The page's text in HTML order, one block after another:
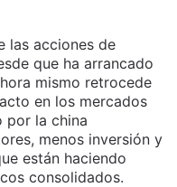
las acciones de
que ha arrancado
mismo retrocede
en los mercados
por la china
menos inversión y
están haciendo
consolidados.